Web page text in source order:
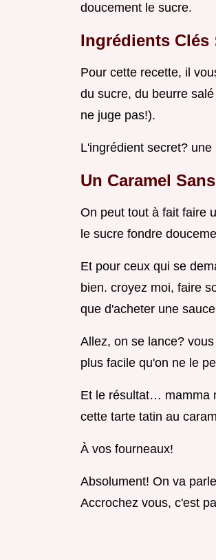
doucement le sucre.
Ingrédients
Pour cette recette, il
du sucre, du beurre
ne juge pas!).
L'ingrédient secret?
Un Caramel
On peut tout à fait faire
le sucre fondre
Et pour ceux qui se
bien. croyez moi, faire
que d'acheter une
Allez, on se lance?
plus facile qu'on ne le
Et le résultat… mamma
cette tarte tatin au
À vos fourneaux!
Absolument! On va
Accrochez vous, c'est